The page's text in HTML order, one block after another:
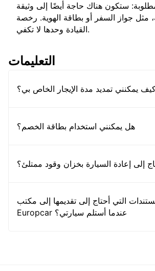
ستكون هناك حاجة أيضًا إلى وثيقة
مثل جواز السفر أو بطاقة الهوية. رخصة
القيادة وحدها لا تكفي.
التعليمات
يمكنني تمديد مدة الإيجار الخاص بي؟
هل يمكنني استخدام بطاقة الخصم؟
إلى إعادة السيارة بخزان وقود ممتلئ؟
التي أحتاج إلى تقديمها إلى مكتب
Europcar عندما أستلم سيارتي؟